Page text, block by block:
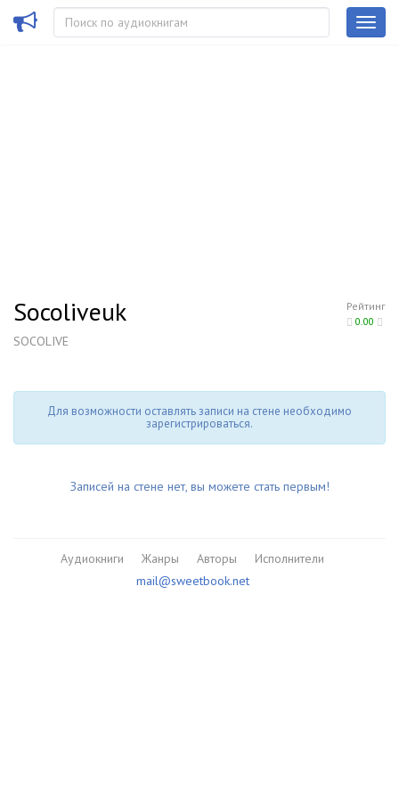
Рейтинг
0.00
Socoliveuk
SOCOLIVE
Для возможности оставлять записи на стене необходимо
зарегистрироваться.
Записей на стене нет, вы можете стать первым!
Аудиокниги Жанры Авторы
Исполнители
mail@sweetbook.net